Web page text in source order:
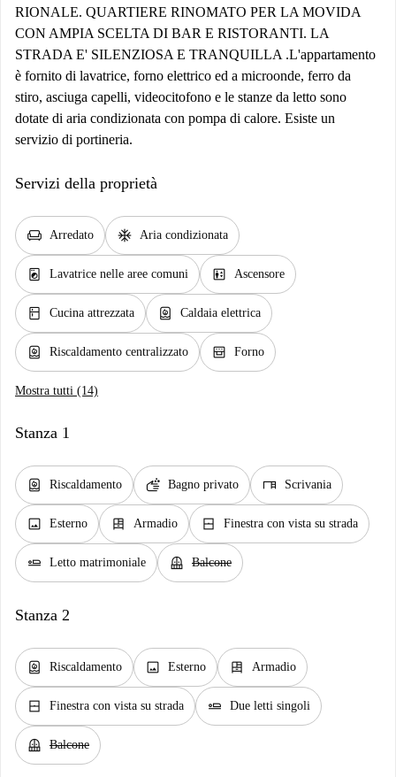
RIONALE. QUARTIERE RINOMATO PER LA MOVIDA
CON AMPIA SCELTA DI BAR E RISTORANTI. LA
STRADA E' SILENZIOSA E TRANQUILLA . ​ L'appartamento
è fornito di lavatrice, forno elettrico ed a microonde, ferro da
stiro, asciuga capelli, videocitofono e le stanze da letto sono
dotate di aria condizionata con pompa di calore. Esiste un
servizio di portineria.
Servizi della proprietà
chair Arredato ac_unit Aria condizionata
local_laundry_service Lavatrice nelle aree comuni elevator Ascensore
kitchen Cucina attrezzata water_heater Caldaia elettrica
water_heater Riscaldamento centralizzato oven_gen Forno
Mostra tutti (14)
Stanza 1
water_heater Riscaldamento soap Bagno privato desk Scrivania
image Esterno dresser Armadio window_closed Finestra con vista su strada
airline_seat_flat Letto matrimoniale balcony Balcone
Stanza 2
water_heater Riscaldamento image Esterno dresser Armadio
window_closed Finestra con vista su strada airline_seat_flat Due letti singoli
balcony Balcone